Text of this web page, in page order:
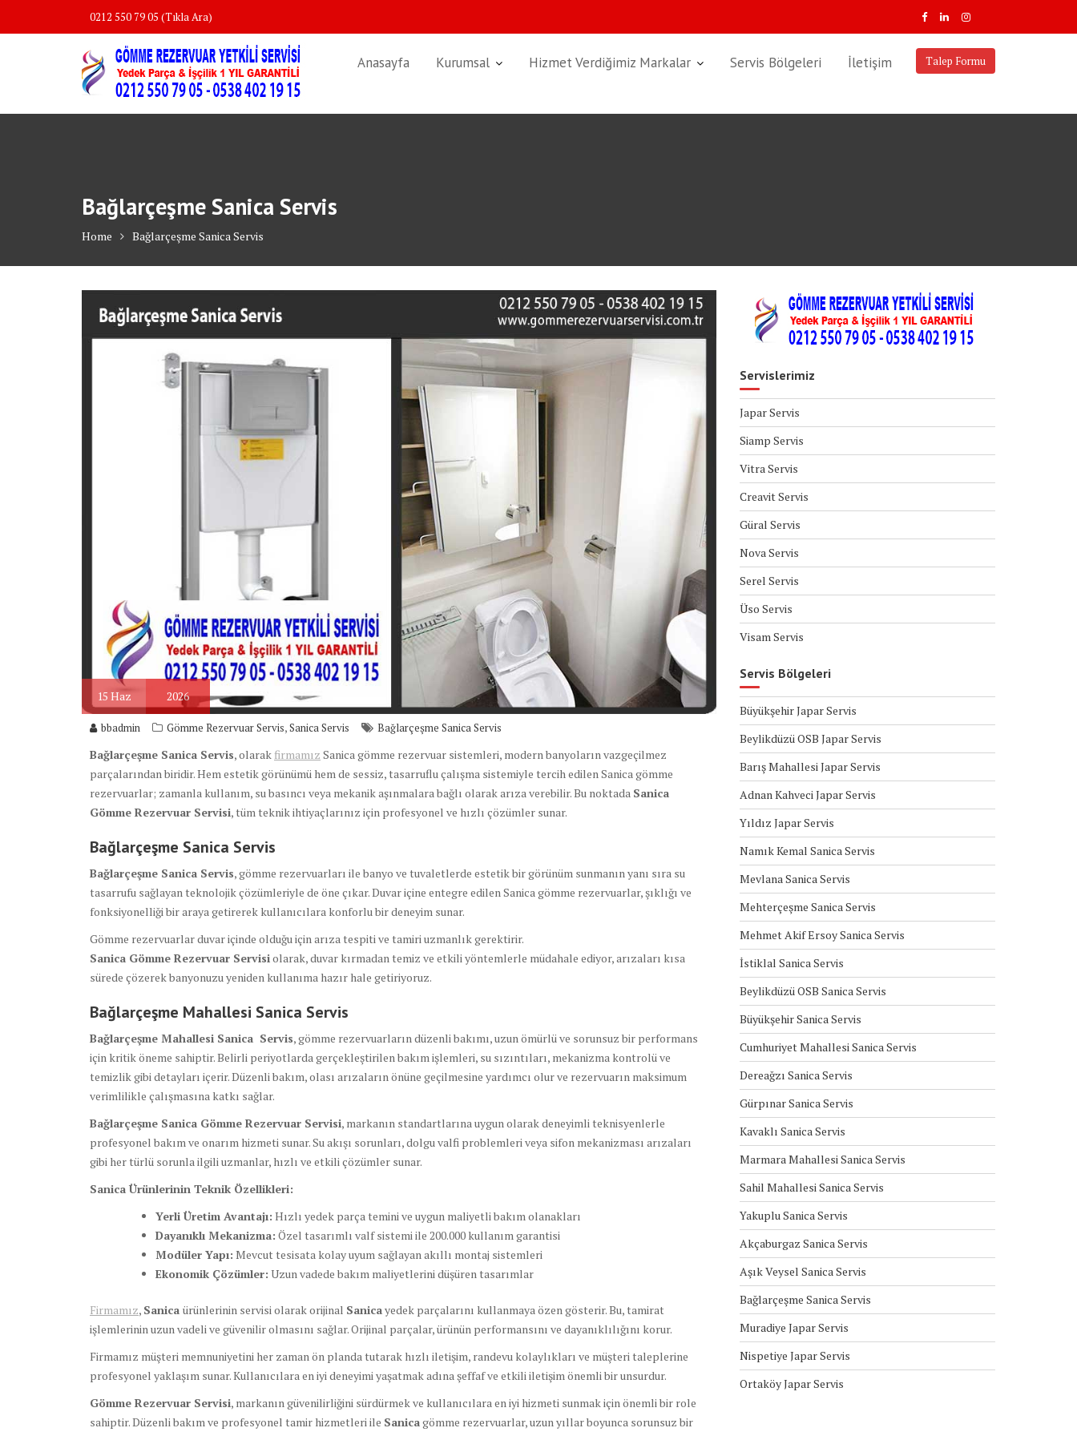
0212 550 79 05 (Tıkla Ara)
Talep Formu
Anasayfa Kurumsal Hizmet Verdiğimiz Markalar Servis Bölgeleri İletişim
Bağlarçeşme Sanica Servis
Home Bağlarçeşme Sanica Servis
15 Haz 2026
bbadmin Gömme Rezervuar Servis,Sanica Servis Bağlarçeşme Sanica Servis
Bağlarçeşme Sanica Servis, olarak firmamız Sanica gömme rezervuar sistemleri, modern banyoların vazgeçilmez
parçalarından biridir. Hem estetik görünümü hem de sessiz, tasarruflu çalışma sistemiyle tercih edilen Sanica gömme
rezervuarlar; zamanla kullanım, su basıncı veya mekanik aşınmalara bağlı olarak arıza verebilir. Bu noktada Sanica
Gömme Rezervuar Servisi, tüm teknik ihtiyaçlarınız için profesyonel ve hızlı çözümler sunar.
Bağlarçeşme Sanica Servis
Bağlarçeşme Sanica Servis, gömme rezervuarları ile banyo ve tuvaletlerde estetik bir görünüm sunmanın yanı sıra su
tasarrufu sağlayan teknolojik çözümleriyle de öne çıkar. Duvar içine entegre edilen Sanica gömme rezervuarlar, şıklığı ve
fonksiyonelliği bir araya getirerek kullanıcılara konforlu bir deneyim sunar.
Gömme rezervuarlar duvar içinde olduğu için arıza tespiti ve tamiri uzmanlık gerektirir.
Sanica Gömme Rezervuar Servisiolarak, duvar kırmadan temiz ve etkili yöntemlerle müdahale ediyor, arızaları kısa
sürede çözerek banyonuzu yeniden kullanıma hazır hale getiriyoruz.
Bağlarçeşme Mahallesi Sanica Servis
Bağlarçeşme Mahallesi Sanica Servis, gömme rezervuarların düzenli bakımı, uzun ömürlü ve sorunsuz bir performans
için kritik öneme sahiptir. Belirli periyotlarda gerçekleştirilen bakım işlemleri, su sızıntıları, mekanizma kontrolü ve
temizlik gibi detayları içerir. Düzenli bakım, olası arızaların önüne geçilmesine yardımcı olur ve rezervuarın maksimum
verimlilikle çalışmasına katkı sağlar.
Bağlarçeşme Sanica Gömme Rezervuar Servisi, markanın standartlarına uygun olarak deneyimli teknisyenlerle
profesyonel bakım ve onarım hizmeti sunar. Su akışı sorunları, dolgu valfi problemleri veya sifon mekanizması arızaları
gibi her türlü sorunla ilgili uzmanlar, hızlı ve etkili çözümler sunar.
Sanica Ürünlerinin Teknik Özellikleri:
Yerli Üretim Avantajı: Hızlı yedek parça temini ve uygun maliyetli bakım olanakları
Dayanıklı Mekanizma: Özel tasarımlı valf sistemi ile 200.000 kullanım garantisi
Modüler Yapı: Mevcut tesisata kolay uyum sağlayan akıllı montaj sistemleri
Ekonomik Çözümler: Uzun vadede bakım maliyetlerini düşüren tasarımlar
Firmamız, Sanica ürünlerinin servisi olarak orijinal Sanicayedek parçalarını kullanmaya özen gösterir. Bu, tamirat
işlemlerinin uzun vadeli ve güvenilir olmasını sağlar. Orijinal parçalar, ürünün performansını ve dayanıklılığını korur.
Firmamız müşteri memnuniyetini her zaman ön planda tutarak hızlı iletişim, randevu kolaylıkları ve müşteri taleplerine
profesyonel yaklaşım sunar. Kullanıcılara en iyi deneyimi yaşatmak adına şeffaf ve etkili iletişim önemli bir unsurdur.
Gömme Rezervuar Servisi, markanın güvenilirliğini sürdürmek ve kullanıcılara en iyi hizmeti sunmak için önemli bir role
sahiptir. Düzenli bakım ve profesyonel tamir hizmetleri ile Sanicagömme rezervuarlar, uzun yıllar boyunca sorunsuz bir
Servislerimiz
Japar Servis
Siamp Servis
Vitra Servis
Creavit Servis
Güral Servis
Nova Servis
Serel Servis
Üso Servis
Visam Servis
Servis Bölgeleri
Büyükşehir Japar Servis
Beylikdüzü OSB Japar Servis
Barış Mahallesi Japar Servis
Adnan Kahveci Japar Servis
Yıldız Japar Servis
Namık Kemal Sanica Servis
Mevlana Sanica Servis
Mehterçeşme Sanica Servis
Mehmet Akif Ersoy Sanica Servis
İstiklal Sanica Servis
Beylikdüzü OSB Sanica Servis
Büyükşehir Sanica Servis
Cumhuriyet Mahallesi Sanica Servis
Dereağzı Sanica Servis
Gürpınar Sanica Servis
Kavaklı Sanica Servis
Marmara Mahallesi Sanica Servis
Sahil Mahallesi Sanica Servis
Yakuplu Sanica Servis
Akçaburgaz Sanica Servis
Aşık Veysel Sanica Servis
Bağlarçeşme Sanica Servis
Muradiye Japar Servis
Nispetiye Japar Servis
Ortaköy Japar Servis